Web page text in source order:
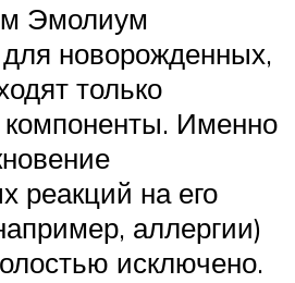
Эмолиум
новорожденных,
только
компоненты. Именно
реакций на его
аллергии)
исключено.